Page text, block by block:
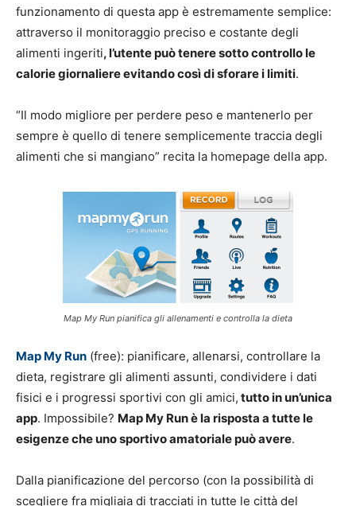
funzionamento di questa app è estremamente semplice:
attraverso il monitoraggio preciso e costante degli
alimenti ingeriti, l’utente può tenere sotto controllo le
calorie giornaliere evitando così di sforare i limiti.
“Il modo migliore per perdere peso e mantenerlo per
sempre è quello di tenere semplicemente traccia degli
alimenti che si mangiano” recita la homepage della app.
Map My Run pianifica gli allenamenti e controlla la dieta
Map My Run (free): pianificare, allenarsi, controllare la
dieta, registrare gli alimenti assunti, condividere i dati
fisici e i progressi sportivi con gli amici, tutto in un’unica
app. Impossibile? Map My Run è la risposta a tutte le
esigenze che uno sportivo amatoriale può avere.
Dalla pianificazione del percorso (con la possibilità di
scegliere fra migliaia di tracciati in tutte le città del